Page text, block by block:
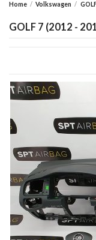
Home Volkswagen
GOLF 7 (2012 -